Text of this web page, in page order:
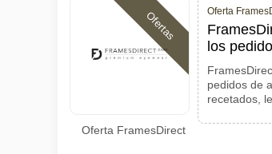
Ofertas
Oferta FramesDirect
Oferta
los
pedidos de
recetados,